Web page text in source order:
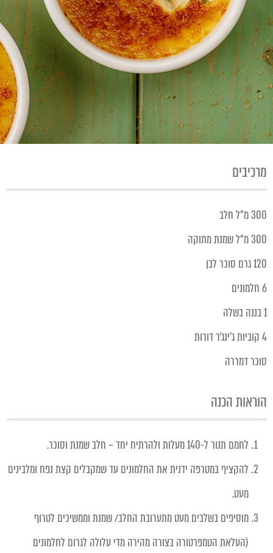
מרכיבים
300 מ״ל חלב
300 מ״ל שמנת מתוקה
120 גרם סוכר לבן
6 חלמונים
1 בננה בשלה
4 קוביות ג׳ינג׳ר דורות
סוכר דמררה
הוראות הכנה
לחמם תנור ל-140 מעלות ולהרתיח יחד – חלב שמנת וסוכר.
להקציף במטרפה ידנית את החלמונים עד שמקבלים קצת נפח ומלבינים
מעט.
מוסיפים בשלבים מעט מתערובת החלב/ שמנת וממשיכים לטרוף
(העלאת הטמפרטורה בצורה מהירה מדי עלולה לגרום לחלמונים